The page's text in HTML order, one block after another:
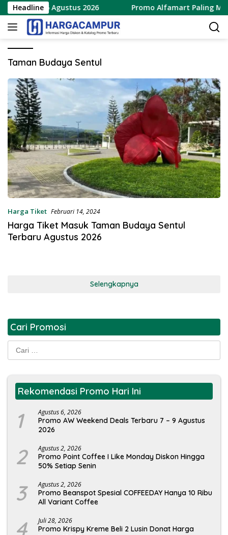
Langsung
ke
konten
Headline
8 – 15 Agustus 2026 Promo Alfamart Paling
Taman Budaya Sentul
Harga Tiket Februari 14, 2024
Harga Tiket Masuk Taman Budaya Sentul
Terbaru Agustus 2026
Selengkapnya
Cari Promosi
Cari
untuk:
Rekomendasi Promo Hari Ini
1 Agustus 6, 2026
Promo AW Weekend Deals Terbaru 7 – 9 Agustus
2026
2 Agustus 2, 2026
Promo Point Coffee I Like Monday Diskon Hingga
50% Setiap Senin
3 Agustus 2, 2026
Promo Beanspot Spesial COFFEEDAY Hanya 10 Ribu
All Variant Coffee
4 Juli 28, 2026
Promo Krispy Kreme Beli 2 Lusin Donat Harga